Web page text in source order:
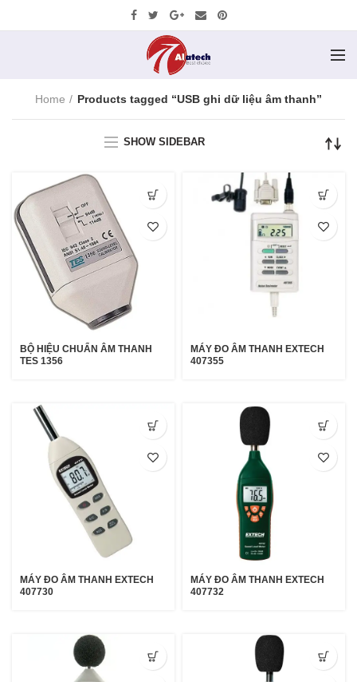
Home Products tagged “USB ghi dữ liệu âm thanh”
SHOW SIDEBAR
BỘ HIỆU CHUẨN ÂM THANH
TES 1356
MÁY ĐO ÂM THANH EXTECH
407355
MÁY ĐO ÂM THANH EXTECH
407730
MÁY ĐO ÂM THANH EXTECH
407732